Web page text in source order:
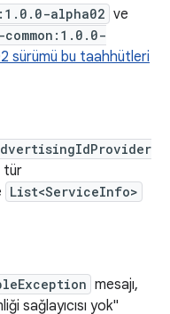
alpha02 ve
sürümü bu taahhütleri
tür
List<ServiceInfo>
mesajı,
sağlayıcısı yok"